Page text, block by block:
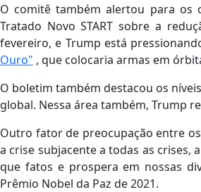
O comitê também alertou para os
Tratado Novo START sobre a
fevereiro, e Trump está
Ouro" , que colocaria armas em
O boletim também destacou os
global. Nessa área também, Trump
Outro fator de preocupação entre
a crise subjacente a todas as
que fatos e prospera em nossas
Prêmio Nobel da Paz de 2021.